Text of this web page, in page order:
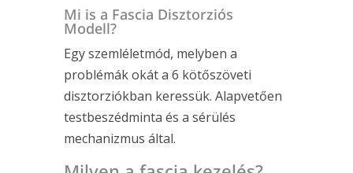
Mi is a Fascia Disztorziós
Modell?
Egy szemléletmód, melyben a
problémák okát a 6 kötőszöveti
disztorziókban keressük. Alapvetően
testbeszédminta és a sérülés
mechanizmus által.